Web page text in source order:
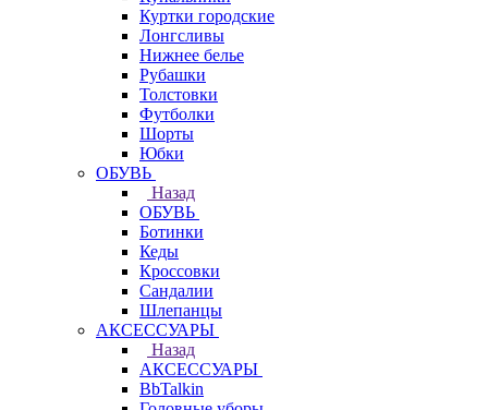
Куртки городские
Лонгсливы
Нижнее белье
Рубашки
Толстовки
Футболки
Шорты
Юбки
ОБУВЬ
Назад
ОБУВЬ
Ботинки
Кеды
Кроссовки
Сандалии
Шлепанцы
АКСЕССУАРЫ
Назад
АКСЕССУАРЫ
BbTalkin